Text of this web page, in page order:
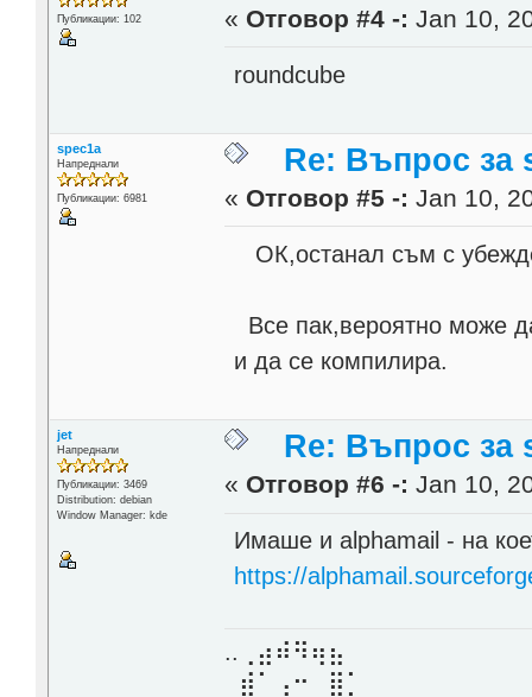
Публикации: 102 « Отговор #4 -: Jan 10,
roundcube
spec1a
Напреднали
Публикации: 6981
Re: Въпрос за
« Отговор #5 -: Jan 10,
ОК,останал съм с
Все пак,вероятно може
и да се компилира.
jet
Напреднали
Публикации: 3469
Distribution: debian
Window Manager: kde
Re: Въпрос за
« Отговор #6 -: Jan 10,
Имаше и alphamail - на
https://
..⢀⣴⠾⠻⢶⣦⠀
⣾⠁⢠⠒⠀⣿⡁